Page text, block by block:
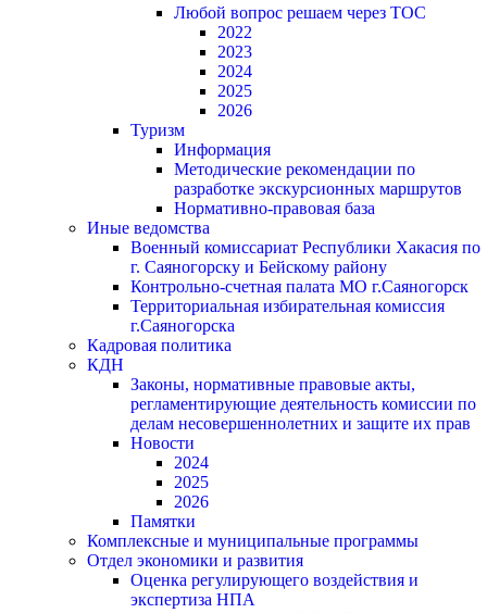
Любой вопрос решаем через ТОС
2022
2023
2024
2025
2026
Туризм
Информация
Методические рекомендации по
разработке экскурсионных маршрутов
Нормативно-правовая база
Иные ведомства
Военный комиссариат Республики Хакасия по
г. Саяногорску и Бейскому району
Контрольно-счетная палата МО г.Саяногорск
Территориальная избирательная комиссия
г.Саяногорска
Кадровая политика
КДН
Законы, нормативные правовые акты,
регламентирующие деятельность комиссии по
делам несовершеннолетних и защите их прав
Новости
2024
2025
2026
Памятки
Комплексные и муниципальные программы
Отдел экономики и развития
Оценка регулирующего воздействия и
экспертиза НПА